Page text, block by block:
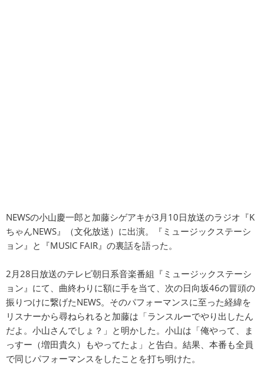
NEWSの小山慶一郎と加藤シゲアキが3月10日放送のラジオ『K
ちゃんNEWS』（文化放送）に出演。『ミュージックステーシ
ョン』と『MUSIC FAIR』の裏話を語った。
2月28日放送のテレビ朝日系音楽番組『ミュージックステーシ
ョン』にて、曲終わりに額に手を当て、次の日向坂46の冒頭の
振りつけに繋げたNEWS。そのパフォーマンスに至った経緯を
リスナーから尋ねられると加藤は「ランスルーでやり出したん
だよ。小山さんでしょ？」と明かした。小山は「俺やって、ま
っすー（増田貴久）もやってたよ」と告白。結果、本番も全員
で同じパフォーマンスをしたことを打ち明けた。